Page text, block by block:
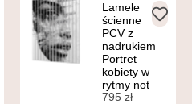
Lamele
ścienne
PCV z
nadrukiem
Portret
kobiety w
rytmy not
795 zł